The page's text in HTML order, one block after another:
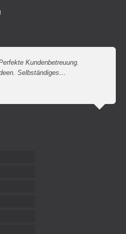
Kundenbetreuung.
Selbständiges…